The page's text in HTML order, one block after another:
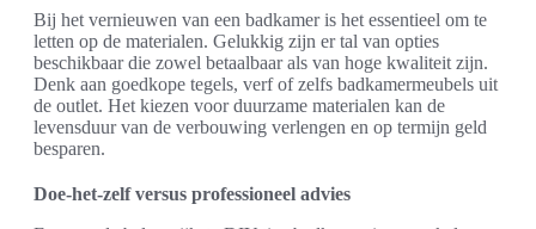
Bij het vernieuwen van een badkamer is het essentieel om te
letten op de materialen. Gelukkig zijn er tal van opties
beschikbaar die zowel betaalbaar als van hoge kwaliteit zijn.
Denk aan goedkope tegels, verf of zelfs badkamermeubels uit
de outlet. Het kiezen voor duurzame materialen kan de
levensduur van de verbouwing verlengen en op termijn geld
besparen.
Doe-het-zelf versus professioneel advies